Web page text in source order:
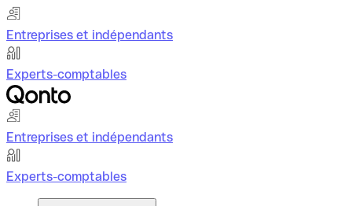
Entreprises et indépendants
Experts-comptables
Entreprises et indépendants
Experts-comptables